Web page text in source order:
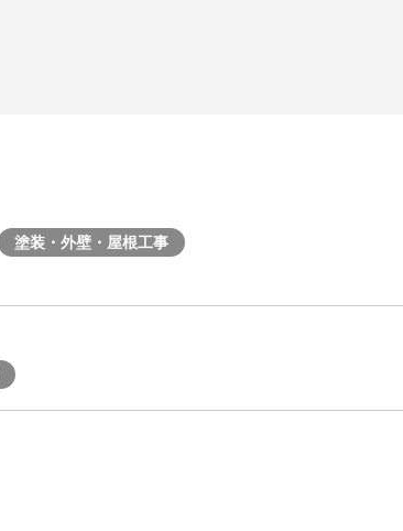
塗装・外壁・屋根工事